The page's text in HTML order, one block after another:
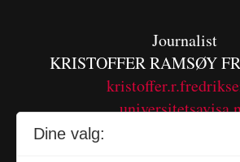
Journalist
KRISTOFFER RAMSØY
Dine valg: